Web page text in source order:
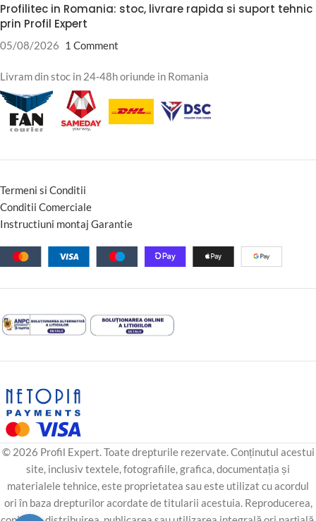
Profilitec in Romania: stoc, livrare rapida si suport tehnic
prin Profil Expert
05/08/2026 1 Comment
Livram din stoc in 24-48h oriunde in Romania
Termeni si Conditii
Conditii Comerciale
Instructiuni montaj Garantie
© 2026 Profil Expert. Toate drepturile rezervate. Conținutul acestui
site, inclusiv textele, fotografiile, grafica, documentația și
materialele tehnice, este proprietatea sau este utilizat cu acordul
ori în baza drepturilor acordate de titularii acestuia. Reproducerea,